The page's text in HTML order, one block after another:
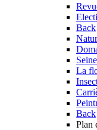
Back
La
Back
Plan